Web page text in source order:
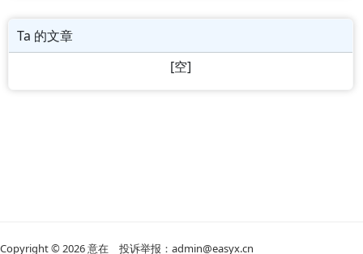
Ta 的文章
[空]
Copyright © 2026意在 投诉举报：admin@easyx.cn